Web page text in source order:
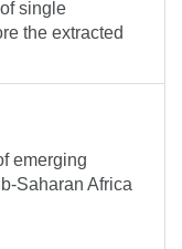
single
the extracted
emerging
Saharan Africa